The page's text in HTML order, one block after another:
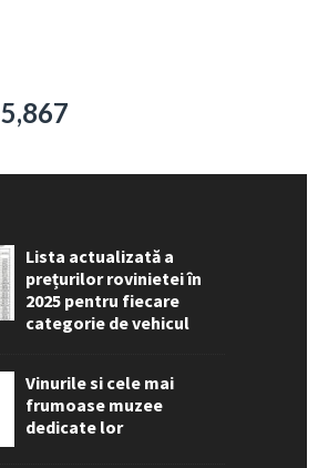
5,867
Lista actualizată a
prețurilor rovinietei în
2025 pentru fiecare
categorie de vehicul
Vinurile si cele mai
frumoase muzee
dedicate lor